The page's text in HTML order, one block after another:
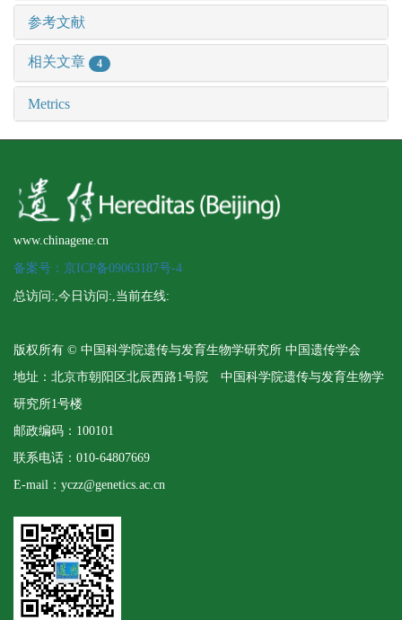
参考文献
相关文章 4
Metrics
www.chinagene.cn
备案号：京ICP备09063187号-4
总访问:,今日访问:,当前在线:
版权所有 © 中国科学院遗传与发育生物学研究所 中国遗传学会
地址：北京市朝阳区北辰西路1号院 中国科学院遗传与发育生物学
研究所1号楼
邮政编码：100101
联系电话：010-64807669
E-mail：yczz@genetics.ac.cn